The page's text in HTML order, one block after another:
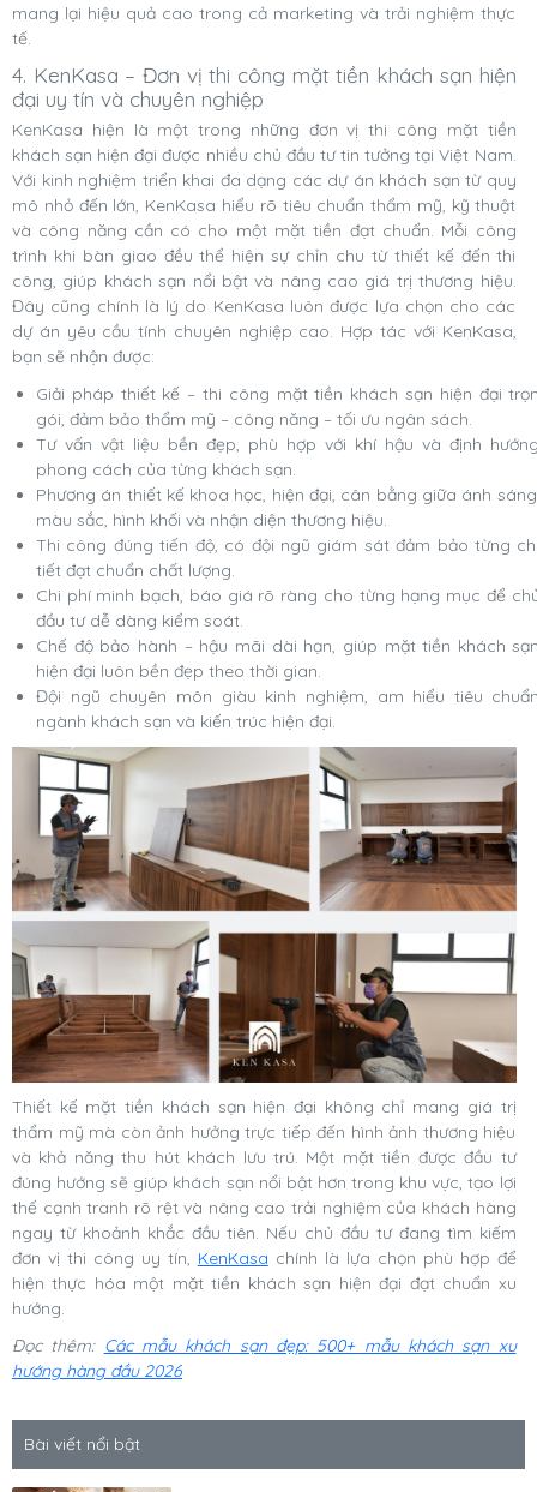
mang lại hiệu quả cao trong cả marketing và trải nghiệm thực
tế.
4. KenKasa – Đơn vị thi công mặt tiền khách sạn hiện
đại uy tín và chuyên nghiệp
KenKasa hiện là một trong những đơn vị thi công mặt tiền
khách sạn hiện đại được nhiều chủ đầu tư tin tưởng tại Việt Nam.
Với kinh nghiệm triển khai đa dạng các dự án khách sạn từ quy
mô nhỏ đến lớn, KenKasa hiểu rõ tiêu chuẩn thẩm mỹ, kỹ thuật
và công năng cần có cho một mặt tiền đạt chuẩn. Mỗi công
trình khi bàn giao đều thể hiện sự chỉn chu từ thiết kế đến thi
công, giúp khách sạn nổi bật và nâng cao giá trị thương hiệu.
Đây cũng chính là lý do KenKasa luôn được lựa chọn cho các
dự án yêu cầu tính chuyên nghiệp cao. Hợp tác với KenKasa,
bạn sẽ nhận được:
Giải pháp thiết kế – thi công mặt tiền khách sạn hiện đại
gói, đảm bảo thẩm mỹ – công năng – tối ưu ngân sách.
Tư vấn vật liệu bền đẹp, phù hợp với khí hậu và định
phong cách của từng khách sạn.
Phương án thiết kế khoa học, hiện đại, cân bằng giữa ánh
màu sắc, hình khối và nhận diện thương hiệu.
Thi công đúng tiến độ, có đội ngũ giám sát đảm bảo từng
tiết đạt chuẩn chất lượng.
Chi phí minh bạch, báo giá rõ ràng cho từng hạng mục để
đầu tư dễ dàng kiểm soát.
Chế độ bảo hành – hậu mãi dài hạn, giúp mặt tiền khách
hiện đại luôn bền đẹp theo thời gian.
Đội ngũ chuyên môn giàu kinh nghiệm, am hiểu tiêu
ngành khách sạn và kiến trúc hiện đại.
Thiết kế mặt tiền khách sạn hiện đại không chỉ mang giá trị
thẩm mỹ mà còn ảnh hưởng trực tiếp đến hình ảnh thương hiệu
và khả năng thu hút khách lưu trú. Một mặt tiền được đầu tư
đúng hướng sẽ giúp khách sạn nổi bật hơn trong khu vực, tạo lợi
thế cạnh tranh rõ rệt và nâng cao trải nghiệm của khách hàng
ngay từ khoảnh khắc đầu tiên. Nếu chủ đầu tư đang tìm kiếm
đơn vị thi công uy tín, KenKasa chính là lựa chọn phù hợp để
hiện thực hóa một mặt tiền khách sạn hiện đại đạt chuẩn xu
hướng.
Đọc thêm: Các mẫu khách sạn đẹp: 500+ mẫu khách sạn xu
hướng hàng đầu 2026
Bài viết nổi bật